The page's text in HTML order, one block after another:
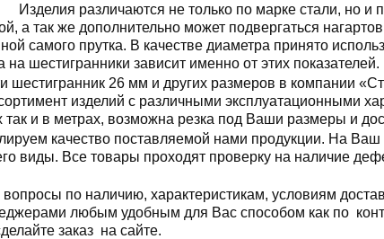
Изделия различаются не только по марке стали, но и
а так же дополнительно может подвергаться
самого прутка. В качестве диаметра принято
шестигранники зависит именно от этих показателей.
шестигранник 26 мм и других размеров в компании
изделий с различными эксплуатационными
и в метрах, возможна резка под Ваши размеры и
качество поставляемой нами продукции. На
виды. Все товары проходят проверку на наличие
по наличию, характеристикам, условиям
любым удобным для Вас способом как по
заказ на сайте.